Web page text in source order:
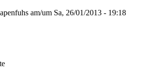
am/um Sa, 26/01/2013 - 19:18